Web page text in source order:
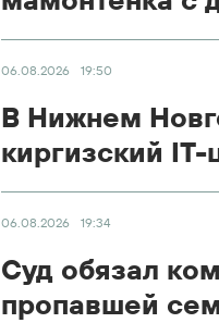
06.08.2026 19:50
В Нижнем
киргизский IT-
06.08.2026 19:34
Суд обязал
пропавшей